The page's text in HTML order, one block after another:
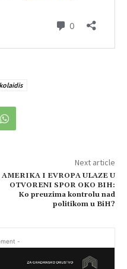
Next article
AMERIKA I EVROPA ULAZE U
OTVORENI SPOR OKO BIH:
Ko preuzima kontrolu nad
politikom u BiH?
-